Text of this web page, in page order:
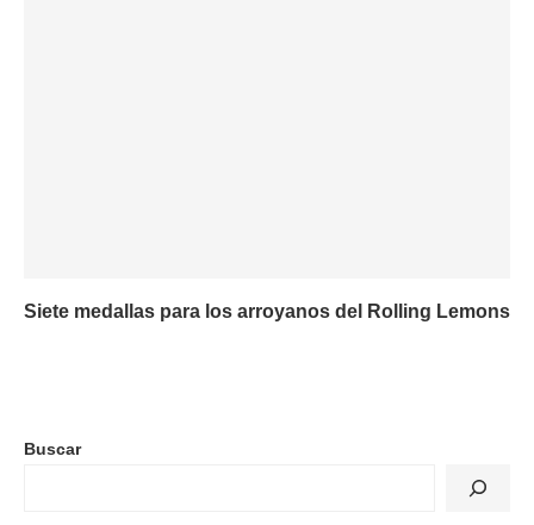
Siete medallas para los arroyanos del Rolling Lemons
Buscar